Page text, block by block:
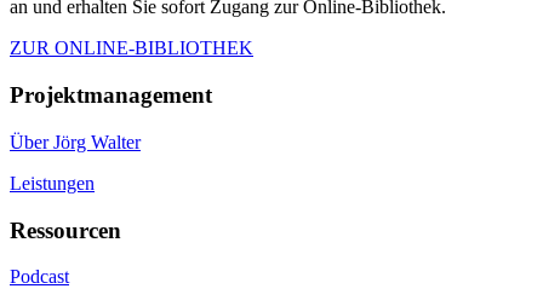
an und erhalten Sie sofort Zugang zur Online-Bibliothek.
ZUR ONLINE-BIBLIOTHEK
Projektmanagement
Über Jörg Walter
Leistungen
Ressourcen
Podcast